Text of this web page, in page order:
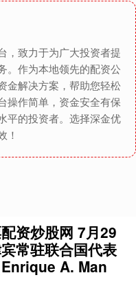
，致力于为广大投资者提
。作为本地领先的配资公
金解决方案，帮助您轻松
操作简单，资金安全有保
平的投资者。选择深金优
！
资炒股网 7月29
常驻联合国代表
A. Man